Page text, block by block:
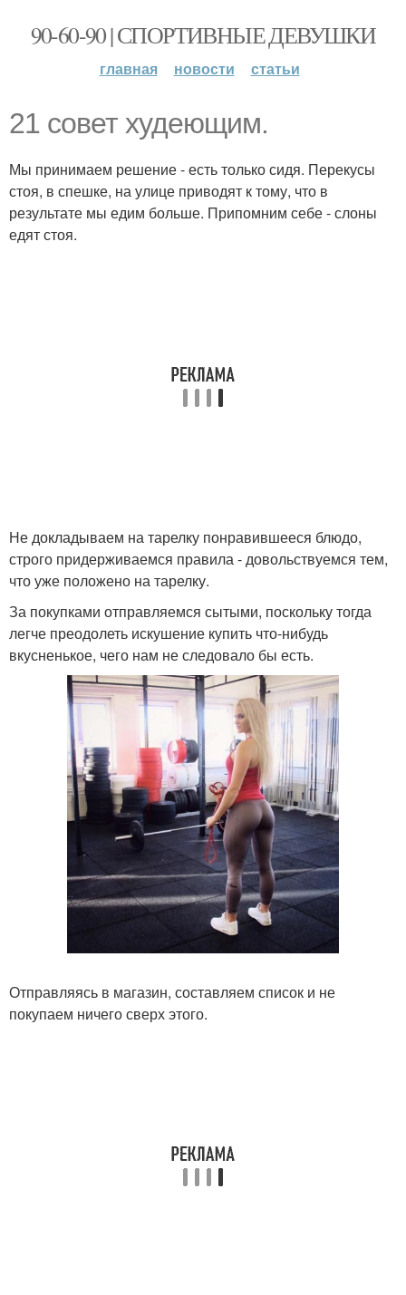
90-60-90 | СПОРТИВНЫЕ ДЕВУШКИ
главная новости статьи
21 совет худеющим.
Мы принимаем решение - есть только сидя. Перекусы
стоя, в спешке, на улице приводят к тому, что в
результате мы едим больше. Припомним себе - слоны
едят стоя.
Не докладываем на тарелку понравившееся блюдо,
строго придерживаемся правила - довольствуемся тем,
что уже положено на тарелку.
За покупками отправляемся сытыми, поскольку тогда
легче преодолеть искушение купить что-нибудь
вкусненькое, чего нам не следовало бы есть.
Отправляясь в магазин, составляем список и не
покупаем ничего сверх этого.